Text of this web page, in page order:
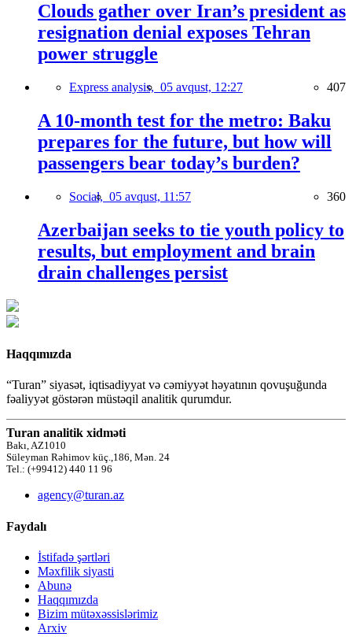
Clouds gather over Iran’s president as
resignation denial exposes Tehran
power struggle
Express analysis, 05 avqust, 12:27 407
A 10-month test for the metro: Baku
prepares for the future, but how will
passengers bear today’s burden?
Social, 05 avqust, 11:57 360
Azerbaijan seeks to tie youth policy to
results, but employment and brain
drain challenges persist
Haqqımızda
“Turan” siyasət, iqtisadiyyat və cəmiyyət həyatının qovuşuğunda
fəaliyyət göstərən müstəqil analitik qurumdur.
Turan analitik xidməti
Bakı, AZ1010
Süleyman Rəhimov küç.,186, Mən. 24
Tel.: (+99412) 440 11 96
agency@turan.az
Faydalı
İstifadə şərtləri
Məxfilik siyasti
Abunə
Haqqımızda
Bizim mütəxəssislərimiz
Arxiv